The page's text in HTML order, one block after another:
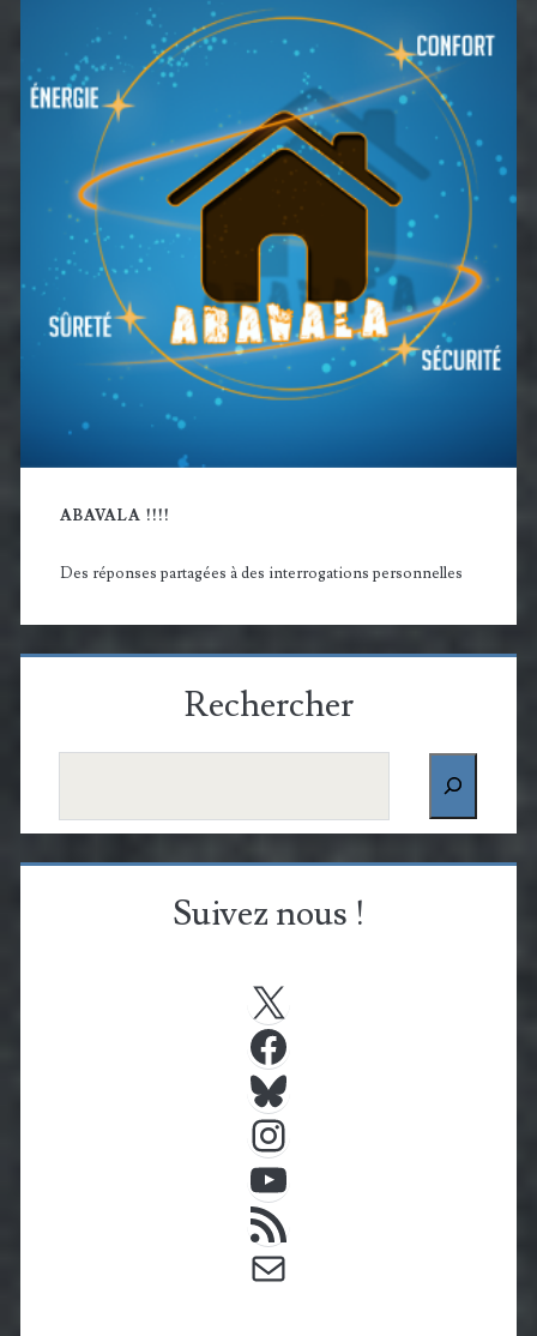
latérale
principale
ABAVALA !!!!
Des réponses partagées à des interrogations personnelles
Rechercher
Suivez nous !